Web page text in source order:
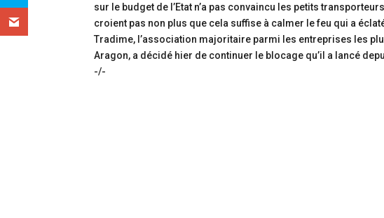
sur le budget de l’Etat n’a pas convaincu les petits
croient pas non plus que cela suffise à calmer le feu qui a
Tradime, l’association majoritaire parmi les entreprises les
Aragon, a décidé hier de continuer le blocage qu’il a lancé
-/-